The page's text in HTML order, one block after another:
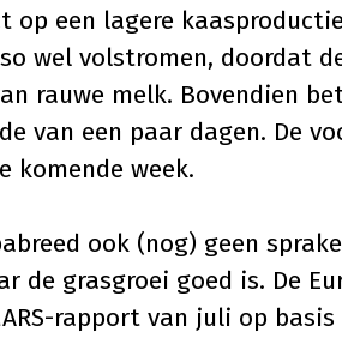
een lagere
wel volstromen, doordat
rauwe melk. Bovendien
van een paar dagen. De
komende week.
ook (nog) geen
de grasgroei goed is. De
rapport van juli op